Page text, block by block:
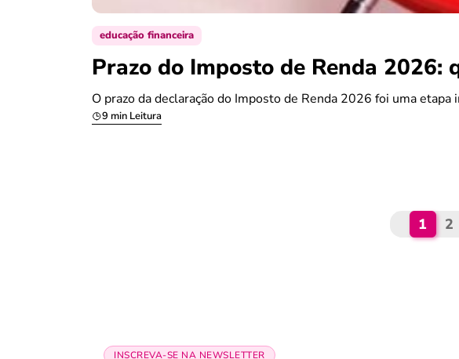
educação financeira
Prazo do Imposto de Renda 2026:
O prazo da declaração do Imposto de Renda 2026 foi uma
9 min Leitura
1 2
INSCREVA-SE NA NEWSLETTER